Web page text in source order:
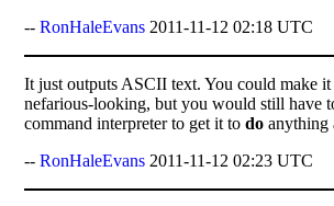
--RonHaleEvans 2011-11-12 02:18 UTC
It just outputs ASCII text. You could make
nefarious-looking, but you would still have
command interpreter to get it todo anything
--RonHaleEvans 2011-11-12 02:23 UTC